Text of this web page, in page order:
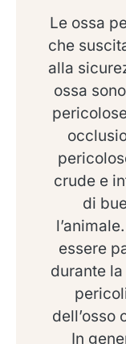
Le ossa
che
alla
ossa
crude e
di
essere
durante
dell’osso
In